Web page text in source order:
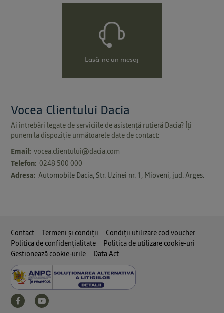
Lasă-ne un mesaj
Vocea Clientului Dacia
Ai întrebări legate de serviciile de asistență rutieră Dacia? Îți
punem la dispoziție următoarele date de contact:
Email: vocea.clientului@dacia.com
Telefon: 0248 500 000
Adresa: Automobile Dacia, Str. Uzinei nr. 1, Mioveni, jud. Arges.
Contact Termeni și condiții
Condiții utilizare cod voucher
Politica de confidențialitate
Politica de utilizare cookie-uri
Gestionează cookie-urile
Data Act